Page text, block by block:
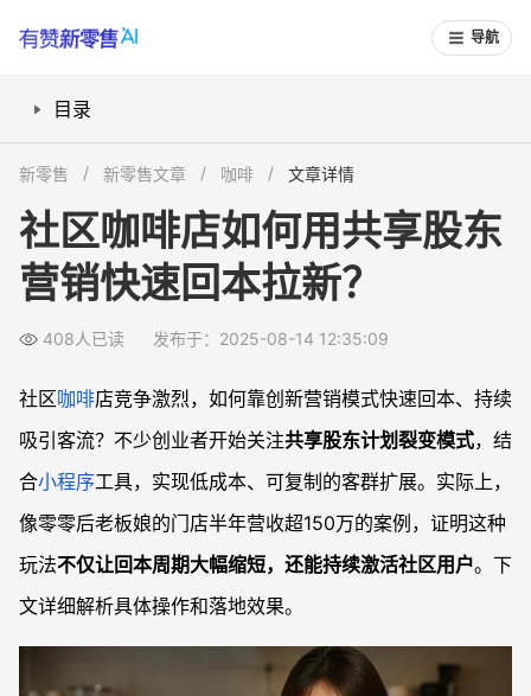
导航
目录
会员体系与顾客奖励机制如何助力社区运营？
创新活动如何结合裂变与共享股东计划持续引流？
共享股东计划是否适合所有咖啡店？
小程序运营会不会很复杂，老板可以自己上手吗？
新零售 新零售文章 咖啡 文章详情
社区咖啡店如何用共享股东
营销快速回本拉新？
408人已读 发布于：2025-08-14 12:35:09
社区咖啡店竞争激烈，如何靠创新营销模式快速回本、持续
吸引客流？不少创业者开始关注共享股东计划裂变模式，结
合小程序工具，实现低成本、可复制的客群扩展。实际上，
像零零后老板娘的门店半年营收超150万的案例，证明这种
玩法不仅让回本周期大幅缩短，还能持续激活社区用户。下
文详细解析具体操作和落地效果。